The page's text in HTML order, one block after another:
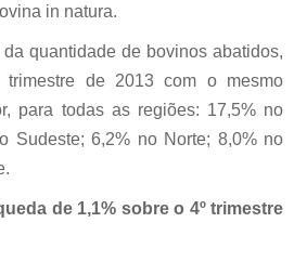
in natura.
quantidade de bovinos abatidos,
trimestre de 2013 com o mesmo
para todas as regiões: 17,5% no
Sudeste; 6,2% no Norte; 8,0% no
de 1,1% sobre o 4º trimestre